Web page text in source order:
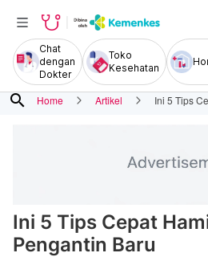
Chat
dengan
Dokter
Toko
Kesehatan
search Home Artikel Ini 5 Tips
Ini 5 Tips Cepat
Pengantin Baru